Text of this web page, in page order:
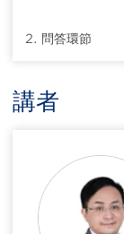
2. 問答環節
講者